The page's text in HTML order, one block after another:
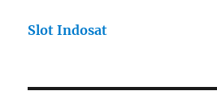
Slot Indosat